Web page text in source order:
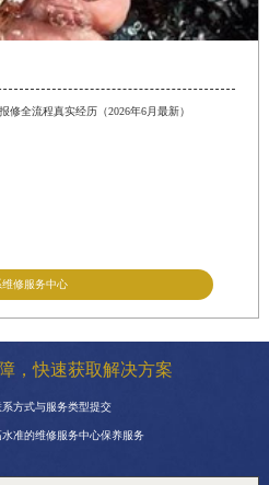
全流程真实经历（2026年6月最新）
维修服务中心
，快速获取解决方案
方式与服务类型提交
准的维修服务中心保养服务